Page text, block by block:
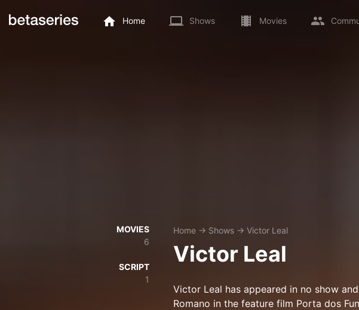
Home Shows Movies
MOVIES
6
SCRIPT
1
Home → Shows → Victor Leal
Victor Leal
Victor Leal has appeared in no show
Romano in the feature film Porta dos